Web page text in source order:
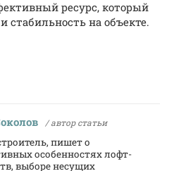
ресурс, который
стабильность на объекте.
/ автор статьи
пишет о
особенностях лофт-
выборе несущих